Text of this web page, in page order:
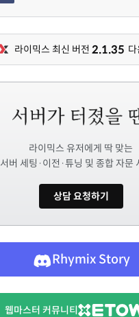
라이믹스 최신 버전 2.1.35
라이믹스 유저에게 딱 맞는
서버 세팅·이전·튜닝 및 종합 자문
상담 요청하기
Rhymix Story
웹마스터 커뮤니티